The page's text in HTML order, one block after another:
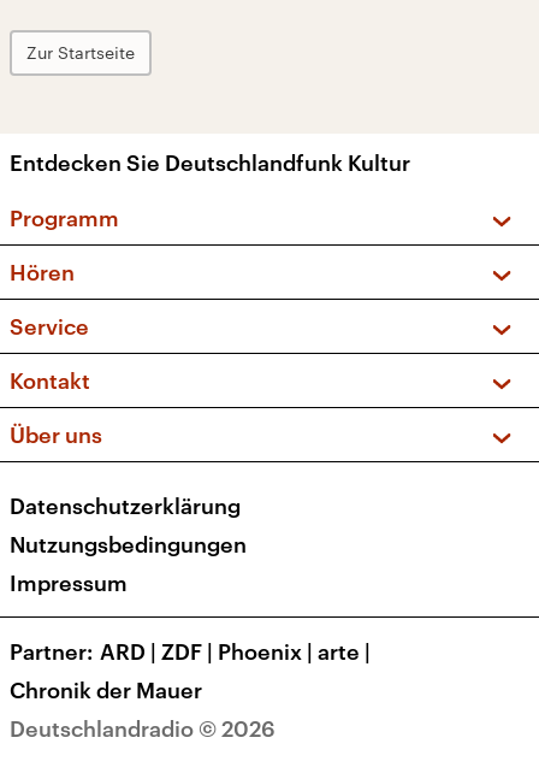
Zur Startseite
Entdecken Sie Deutschlandfunk Kultur
Programm
Sendungen und Podcasts
Musikliste
Kakadu – Das Kinderprogramm
Hören
Frequenzen (UKW + DAB+)
Service
FAQ
Apps
Newsletter
Kontakt
Social Media
Über uns
Presse
Karriere
Transparenz
Deutschlandradio © 2026
Datenschutzerklärung
Nutzungsbedingungen
Impressum
Partner ARD | ZDF | Phoenix | arte |
Chronik der Mauer